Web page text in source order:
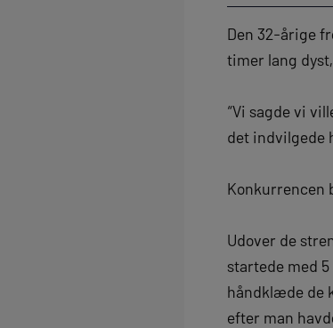
Den 32-årige
timer lang
“Vi sagde vi
det indvilgede
Konkurrencen
Udover de
startede med
håndklæde de
efter man